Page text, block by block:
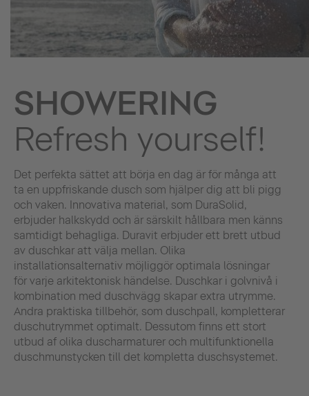
SHOWERING
Refresh yourself!
Det perfekta sättet att börja en dag är för många att
ta en uppfriskande dusch som hjälper dig att bli pigg
och vaken. Innovativa material, som DuraSolid,
erbjuder halkskydd och är särskilt hållbara men känns
samtidigt behagliga. Duravit erbjuder ett brett utbud
av duschkar att välja mellan. Olika
installationsalternativ möjliggör optimala lösningar
för varje arkitektonisk händelse. Duschkar i golvnivå i
kombination med duschvägg skapar extra utrymme.
Andra praktiska tillbehör, som duschpall, kompletterar
duschutrymmet optimalt. Dessutom finns ett stort
utbud af olika duscharmaturer och multifunktionella
duschmunstycken till det kompletta duschsystemet.